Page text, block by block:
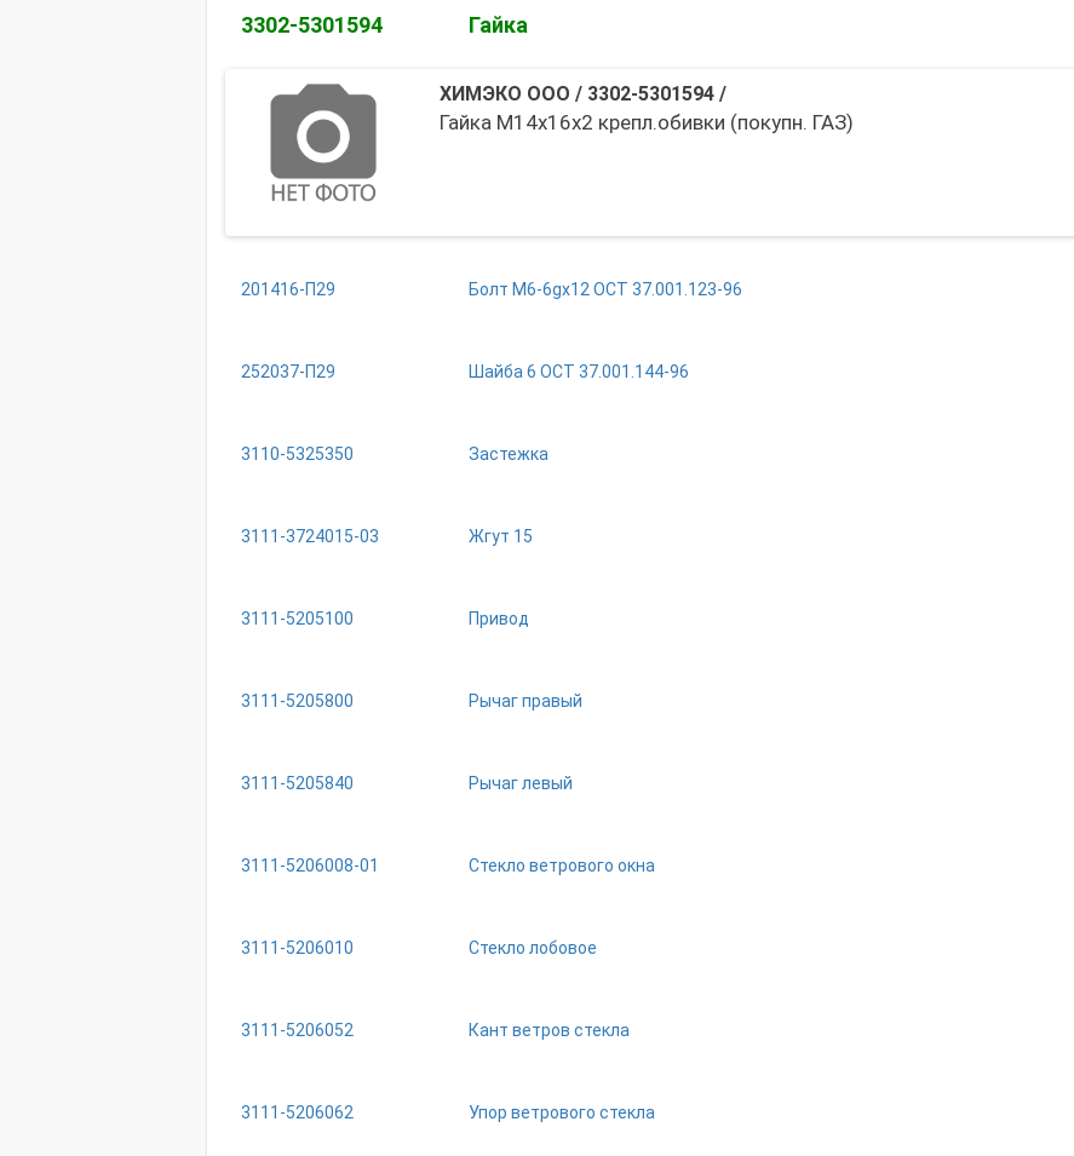
3302-5301594 Гайка
ХИМЭКО ООО / 3302-5301594/
Гайка М14х16х2 крепл.обивки (покупн. ГАЗ)
201416-П29 Болт М6-6gх12 ОСТ 37.001.123-96
252037-П29 Шайба 6 ОСТ 37.001.144-96
3110-5325350 Застежка
3111-3724015-03 Жгут 15
3111-5205100 Привод
3111-5205800 Рычаг правый
3111-5205840 Рычаг левый
3111-5206008-01 Стекло ветрового окна
3111-5206010 Стекло лобовое
3111-5206052 Кант ветров стекла
3111-5206062 Упор ветрового стекла